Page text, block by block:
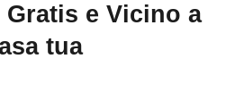
Gratis e Vicino a
tua